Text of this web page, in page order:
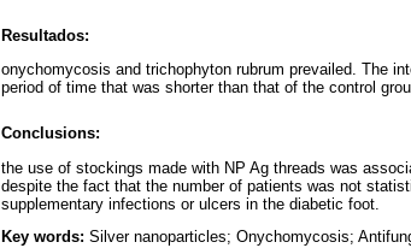
Resultados:
onychomycosis and trichophyton rubrum prevailed. The
period of time that was shorter than that of the control
Conclusions:
the use of stockings made with NP Ag threads was
despite the fact that the number of patients was not
supplementary infections or ulcers in the diabetic foot.
Key words: Silver nanoparticles; Onychomycosis;